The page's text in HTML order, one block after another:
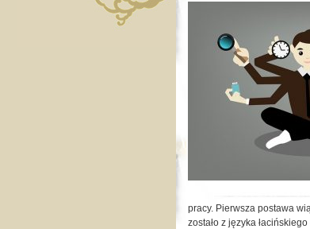
pracy. Pierwsza postawa
zostało z języka łacińskiego